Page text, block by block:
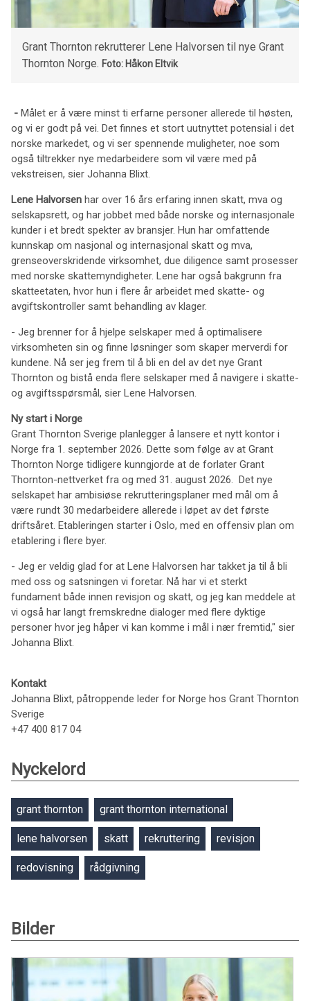
Grant Thornton rekrutterer Lene Halvorsen til nye Grant
Thornton Norge. Foto: Håkon Eltvik
- Målet er å være minst ti erfarne personer allerede til høsten,
og vi er godt på vei. Det finnes et stort uutnyttet potensial i det
norske markedet, og vi ser spennende muligheter, noe som
også tiltrekker nye medarbeidere som vil være med på
vekstreisen, sier Johanna Blixt.
Lene Halvorsen har over 16 års erfaring innen skatt, mva og
selskapsrett, og har jobbet med både norske og internasjonale
kunder i et bredt spekter av bransjer. Hun har omfattende
kunnskap om nasjonal og internasjonal skatt og mva,
grenseoverskridende virksomhet, due diligence samt prosesser
med norske skattemyndigheter. Lene har også bakgrunn fra
skatteetaten, hvor hun i flere år arbeidet med skatte- og
avgiftskontroller samt behandling av klager.
- Jeg brenner for å hjelpe selskaper med å optimalisere
virksomheten sin og finne løsninger som skaper merverdi for
kundene. Nå ser jeg frem til å bli en del av det nye Grant
Thornton og bistå enda flere selskaper med å navigere i skatte-
og avgiftsspørsmål, sier Lene Halvorsen.
Ny start i Norge
Grant Thornton Sverige planlegger å lansere et nytt kontor i
Norge fra 1. september 2026. Dette som følge av at Grant
Thornton Norge tidligere kunngjorde at de forlater Grant
Thornton-nettverket fra og med 31. august 2026. Det nye
selskapet har ambisiøse rekrutteringsplaner med mål om å
være rundt 30 medarbeidere allerede i løpet av det første
driftsåret. Etableringen starter i Oslo, med en offensiv plan om
etablering i flere byer.
- Jeg er veldig glad for at Lene Halvorsen har takket ja til å bli
med oss og satsningen vi foretar. Nå har vi et sterkt
fundament både innen revisjon og skatt, og jeg kan meddele at
vi også har langt fremskredne dialoger med flere dyktige
personer hvor jeg håper vi kan komme i mål i nær fremtid," sier
Johanna Blixt.
Kontakt
Johanna Blixt, påtroppende leder for Norge hos Grant Thornton
Sverige
+47 400 817 04
Nyckelord
grant thornton grant thornton international
lene halvorsen skatt rekruttering revisjon
redovisning rådgivning
Bilder